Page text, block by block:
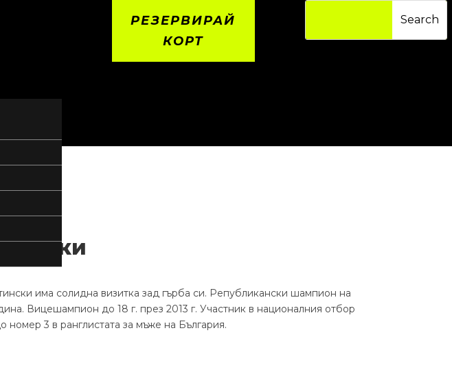
РЕЗЕРВИРАЙ
КОРТ
има солидна визитка зад гърба си. Републикански шампион на
Вицешампион до 18 г. през 2013 г. Участник в националния отбор
3 в ранглистата за мъже на България.